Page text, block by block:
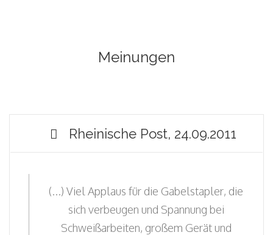
Meinungen
Rheinische Post, 24.09.2011
(...) Viel Applaus für die Gabelstapler, die
sich verbeugen und Spannung bei
Schweißarbeiten, großem Gerät und